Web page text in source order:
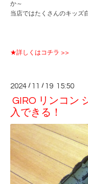
か～
当店ではたくさんのキッズ
★詳しくはコチラ >>
2024 / 11 / 19 15:50
GIRO リンコン
入できる！